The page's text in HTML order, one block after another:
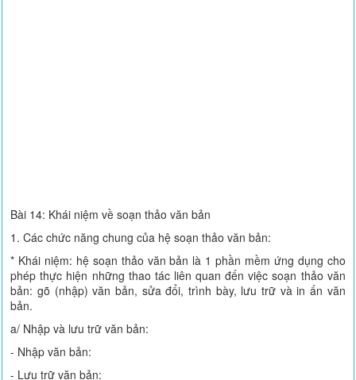
Bài 14: Khái niệm về soạn thảo văn bản
1. Các chức năng chung của hệ soạn thảo văn bản:
* Khái niệm: hệ soạn thảo văn bản là 1 phần mềm ứng dụng cho
phép thực hiện những thao tác liên quan đến việc soạn thảo văn
bản: gõ (nhập) văn bản, sửa đổi, trình bày, lưu trữ và in ấn văn
bản.
a/ Nhập và lưu trữ văn bản:
- Nhập văn bản:
- Lưu trữ văn bản: